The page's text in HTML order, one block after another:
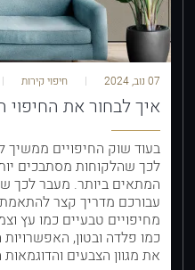
07 נוב, 2024 חיפוי קירות
איך לבחור את
בעוד שוק החיפויים ממשיך
לכך שהלקוחות מסתבכים
המתאים ביותר. מעבר לכך
עבורכם מדריך קצר
מחיפויים טבעיים כמו עץ
כמו פלדה ובטון,
את מגוון הצבעים